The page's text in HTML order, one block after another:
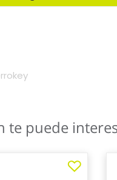
te puede